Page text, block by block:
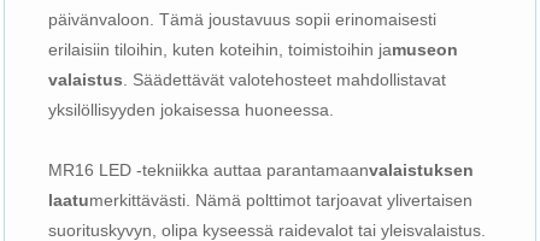
päivänvaloon. Tämä joustavuus sopii erinomaisesti
erilaisiin tiloihin, kuten koteihin, toimistoihin jamuseon
valaistus . Säädettävät valotehosteet mahdollistavat
yksilöllisyyden jokaisessa huoneessa.
MR16 LED -tekniikka auttaa parantamaanvalaistuksen
laatumerkittävästi. Nämä polttimot tarjoavat ylivertaisen
suorituskyvyn, olipa kyseessä raidevalot tai yleisvalaistus.